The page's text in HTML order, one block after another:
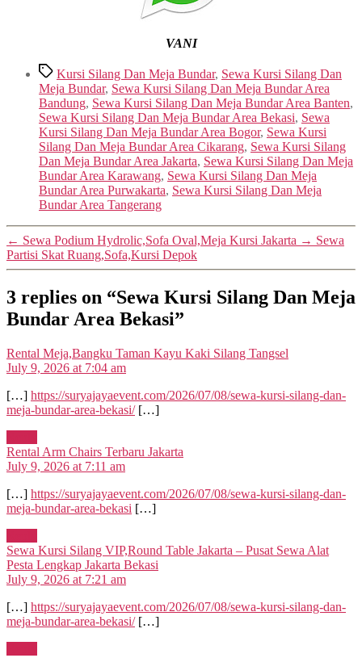
VANI
TagsKursi Silang Dan Meja Bundar, Sewa Kursi Silang Dan
Meja Bundar, Sewa Kursi Silang Dan Meja Bundar Area
Bandung, Sewa Kursi Silang Dan Meja Bundar Area Banten,
Sewa Kursi Silang Dan Meja Bundar Area Bekasi, Sewa
Kursi Silang Dan Meja Bundar Area Bogor, Sewa Kursi
Silang Dan Meja Bundar Area Cikarang, Sewa Kursi Silang
Dan Meja Bundar Area Jakarta, Sewa Kursi Silang Dan Meja
Bundar Area Karawang, Sewa Kursi Silang Dan Meja
Bundar Area Purwakarta, Sewa Kursi Silang Dan Meja
Bundar Area Tangerang
← Sewa Podium Hydrolic,Sofa Oval,Meja Kursi Jakarta → Sewa
Partisi Skat Ruang,Sofa,Kursi Depok
3 replies on “Sewa Kursi Silang Dan Meja
Bundar Area Bekasi”
Rental Meja,Bangku Taman Kayu Kaki Silang Tangsel
July 9, 2026 at 7:04 am
[…] https://suryajayaevent.com/2026/07/08/sewa-kursi-silang-dan-
meja-bundar-area-bekasi/[…]
Rental Arm Chairs Terbaru Jakarta
July 9, 2026 at 7:11 am
[…] https://suryajayaevent.com/2026/07/08/sewa-kursi-silang-dan-
meja-bundar-area-bekasi […]
Sewa Kursi Silang VIP,Round Table Jakarta – Pusat Sewa Alat
Pesta Lengkap Jakarta Bekasi
July 9, 2026 at 7:21 am
[…] https://suryajayaevent.com/2026/07/08/sewa-kursi-silang-dan-
meja-bundar-area-bekasi/[…]